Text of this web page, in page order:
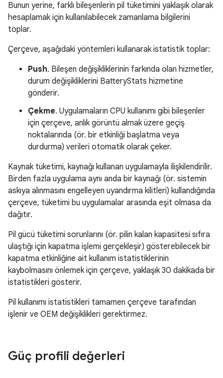
Bunun yerine, farklı bileşenlerin pil tüketimini yaklaşık olarak
hesaplamak için kullanılabilecek zamanlama bilgilerini
toplar.
Çerçeve, aşağıdaki yöntemleri kullanarak istatistik toplar:
Push. Bileşen değişikliklerinin farkında olan hizmetler,
durum değişikliklerini BatteryStats hizmetine
gönderir.
Çekme. Uygulamaların CPU kullanımı gibi bileşenler
için çerçeve, anlık görüntü almak üzere geçiş
noktalarında (ör. bir etkinliği başlatma veya
durdurma) verileri otomatik olarak çeker.
Kaynak tüketimi, kaynağı kullanan uygulamayla ilişkilendirilir.
Birden fazla uygulama aynı anda bir kaynağı (ör. sistemin
askıya alınmasını engelleyen uyandırma kilitleri) kullandığında
çerçeve, tüketimi bu uygulamalar arasında eşit olmasa da
dağıtır.
Pil gücü tüketimi sorunlarını (ör. pilin kalan kapasitesi sıfıra
ulaştığı için kapatma işlemi gerçekleşir) gösterebilecek bir
kapatma etkinliğine ait kullanım istatistiklerinin
kaybolmasını önlemek için çerçeve, yaklaşık 30 dakikada bir
istatistikleri gösterir.
Pil kullanımı istatistikleri tamamen çerçeve tarafından
işlenir ve OEM değişiklikleri gerektirmez.
Güç profili değerleri